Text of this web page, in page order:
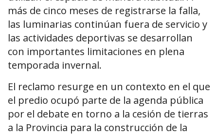
más de cinco meses de registrarse la falla,
las luminarias continúan fuera de servicio y
las actividades deportivas se desarrollan
con importantes limitaciones en plena
temporada invernal.
El reclamo resurge en un contexto en el que
el predio ocupó parte de la agenda pública
por el debate en torno a la cesión de tierras
a la Provincia para la construcción de la